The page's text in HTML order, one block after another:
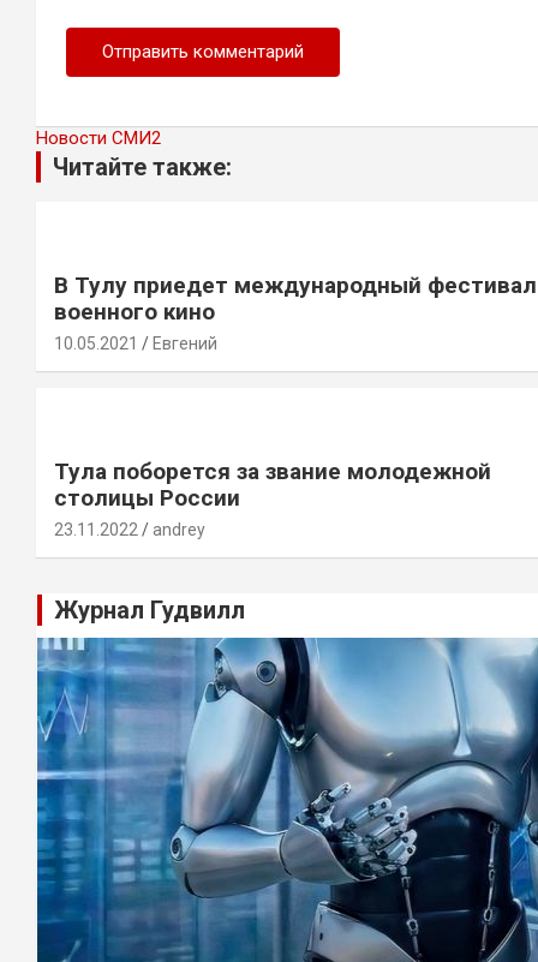
Новости СМИ2
Читайте также:
В Тулу приедет международный
военного кино
10.05.2021 Евгений
Тула поборется за звание молодежной
столицы России
23.11.2022 andrey
Журнал Гудвилл